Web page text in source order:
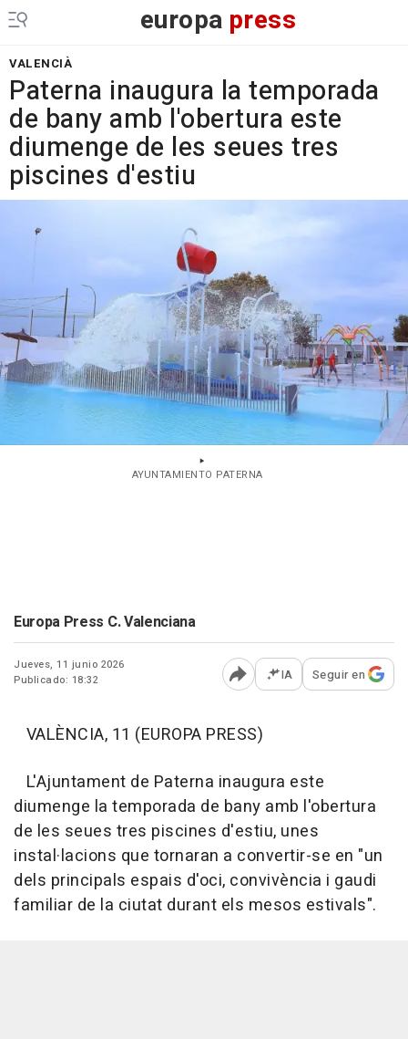
europa press
VALENCIÀ
Paterna inaugura la temporada
de bany amb l'obertura este
diumenge de les seues tres
piscines d'estiu
AYUNTAMIENTO PATERNA
Europa Press C. Valenciana
Jueves, 11 junio 2026
Publicado: 18:32
Abrir opciones para
IA Seguir en
VALÈNCIA, 11 (EUROPA PRESS)
L'Ajuntament de Paterna inaugura este
diumenge la temporada de bany amb l'obertura
de les seues tres piscines d'estiu, unes
instal·lacions que tornaran a convertir-se en "un
dels principals espais d'oci, convivència i gaudi
familiar de la ciutat durant els mesos estivals".